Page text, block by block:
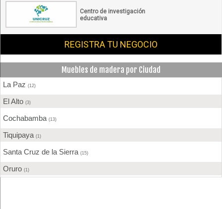
Centro de investigación
educativa
REGISTRA TU NEGOCIO
Muebles de madera por Ciudad
La Paz (12)
El Alto (3)
Cochabamba (13)
Tiquipaya (1)
Santa Cruz de la Sierra (15)
Oruro (1)